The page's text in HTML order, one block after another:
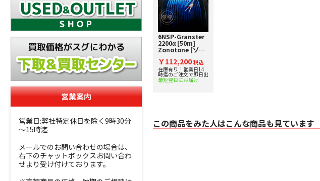
営業案内
営業日:弊社特定休日を除く9時30分
～15時迄
メールでのお問い合わせの場合は、
右下のチャットボックスお問い合わ
せより受け付けております。
6NSP-Granster
2200α [50m]
Zonotone [ゾノ
トーン] スピーカ
ーケーブル
￥112,200 税込
在庫有り！営業日14
時迄のご注文で即日出
最短翌日にお届け
この商品をみた人はこんな商品も見ています